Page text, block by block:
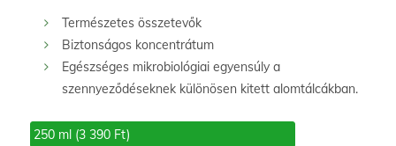
Természetes összetevők
Biztonságos koncentrátum
Egészséges mikrobiológiai egyensúly a
szennyeződéseknek különösen kitett alomtálcákban.
250 ml (3 390 Ft)